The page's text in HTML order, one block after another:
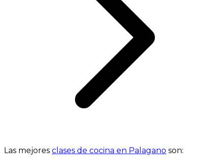
Las mejores clases de cocina en Palagano son: